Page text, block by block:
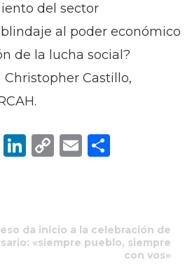
del sector
al poder económico
de la lucha social?
Castillo,
Telegram
LinkedIn
CopyEmail
da inicio a la celebración de
«siempre pueblo, siempre
con vos»